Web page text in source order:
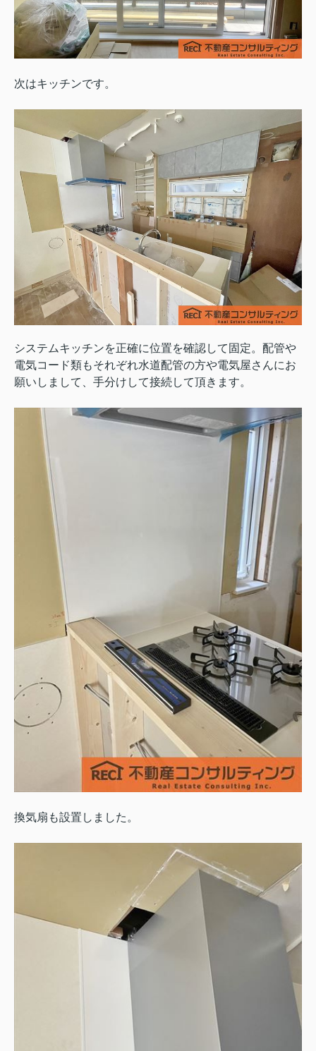
次はキッチンです。
システムキッチンを正確に位置を確認して固定。配管や
電気コード類もそれぞれ水道配管の方や電気屋さんにお
願いしまして、手分けして接続して頂きます。
換気扇も設置しました。